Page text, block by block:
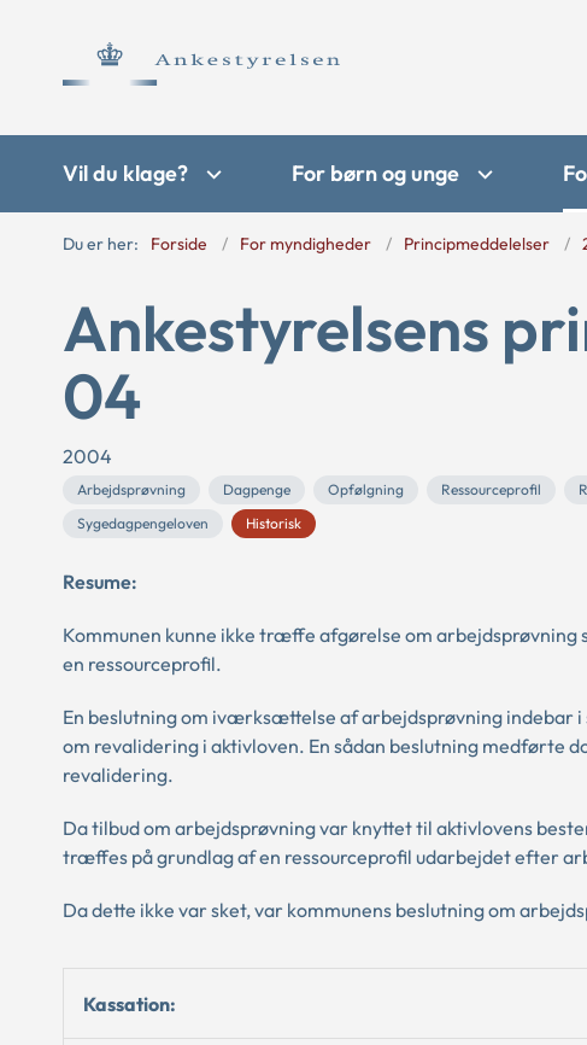
Vil du klage? For børn og unge
Du er her: Forside For myndigheder Principmeddelelser
Ankestyrelsens
04
2004
Arbejdsprøvning Dagpenge Opfølgning Ressourceprofil
Sygedagpengeloven
Historisk
Resume:
Kommunen kunne ikke træffe afgørelse om
en ressourceprofil.
En beslutning om iværksættelse af arbejdsprøvning indebar
om revalidering i aktivloven. En sådan beslutning medførte
revalidering.
Da tilbud om arbejdsprøvning var knyttet til aktivlovens
træffes på grundlag af en ressourceprofil udarbejdet efter
Da dette ikke var sket, var kommunens beslutning om
Kassation: